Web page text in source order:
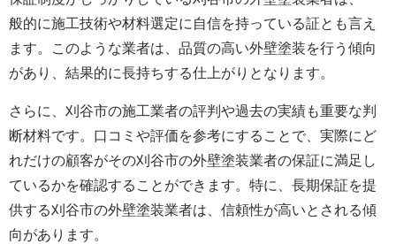
般的に施工技術や材料選定に自信を持っている証とも言え
ます。このような業者は、品質の高い外壁塗装を行う傾向
があり、結果的に長持ちする仕上がりとなります。
さらに、刈谷市の施工業者の評判や過去の実績も重要な判
断材料です。口コミや評価を参考にすることで、実際にど
れだけの顧客がその刈谷市の外壁塗装業者の保証に満足し
ているかを確認することができます。特に、長期保証を提
供する刈谷市の外壁塗装業者は、信頼性が高いとされる傾
向があります。